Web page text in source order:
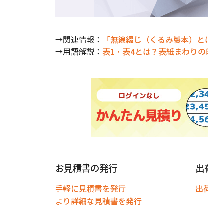
→関連情報：
「無線綴じ（くるみ製本）
→用語解説： 表1・表4とは？表紙まわり
お見積書の発行
手軽に見積書を発行
より詳細な見積書を発行
出
出